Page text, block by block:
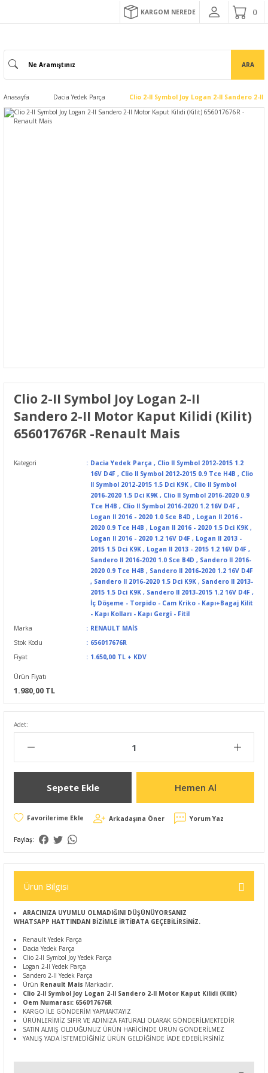
KARGOM NEREDE
ARA
Anasayfa Dacia Yedek Parça Clio 2-II Symbol Joy Logan 2-II Sandero 2-
Clio 2-II Symbol Joy Logan 2-II
Sandero 2-II Motor Kaput Kilidi (Kilit)
656017676R -Renault Mais
Kategori Dacia Yedek Parça , Clio II Symbol 2012-2015 1.2
16V D4F , Clio II Symbol 2012-2015 0.9 Tce H4B , Clio
II Symbol 2012-2015 1.5 Dci K9K , Clio II Symbol
2016-2020 1.5 Dci K9K , Clio II Symbol 2016-2020 0.9
Tce H4B , Clio II Symbol 2016-2020 1.2 16V D4F ,
Logan II 2016 - 2020 1.0 Sce B4D , Logan II 2016 -
2020 0.9 Tce H4B , Logan II 2016 - 2020 1.5 Dci K9K ,
Logan II 2016 - 2020 1.2 16V D4F , Logan II 2013 -
2015 1.5 Dci K9K , Logan II 2013 - 2015 1.2 16V D4F ,
Sandero II 2016-2020 1.0 Sce B4D , Sandero II 2016-
2020 0.9 Tce H4B , Sandero II 2016-2020 1.2 16V D4F
, Sandero II 2016-2020 1.5 Dci K9K , Sandero II 2013-
2015 1.5 Dci K9K , Sandero II 2013-2015 1.2 16V D4F ,
İç Döşeme - Torpido - Cam Kriko - Kapı+Bagaj Kilit
- Kapı Kolları - Kapı Gergi - Fitil
Marka
RENAULT MAİS
Stok Kodu
656017676R
Fiyat
1.650,00 TL + KDV
Ürün Fiyatı
1.980,00 TL
Adet:
Sepete Ekle Hemen Al
Arkadaşına Öner Yorum Yaz
Paylaş:
Ürün Bilgisi
ARACINIZA UYUMLU OLMADIĞINI DÜŞÜNÜYORSANIZ
WHATSAPP HATTINDAN BİZİMLE İRTİBATA GEÇEBİLİRSİNİZ.
Renault Yedek Parça
Dacia Yedek Parça
Clio 2-II Symbol Joy Yedek Parça
Logan 2-II Yedek Parça
Sandero 2-II Yedek Parça
Ürün Renault Mais Markadır.
Clio 2-II Symbol Joy Logan 2-II Sandero 2-II Motor Kaput Kilidi (Kilit)
Oem Numarası: 656017676R
KARGO İLE GÖNDERİM YAPMAKTAYIZ
ÜRÜNLERİMİZ SIFIR VE ADINIZA FATURALI OLARAK GÖNDERİLMEKTEDİR
SATIN ALMIŞ OLDUĞUNUZ ÜRÜN HARİCİNDE ÜRÜN GÖNDERİLMEZ
YANLIŞ YADA İSTEMEDİĞİNİZ ÜRÜN GELDİĞİNDE İADE EDEBİLİRSİNİZ